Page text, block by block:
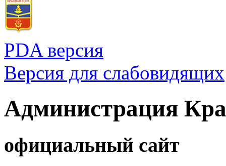
PDA версия
Версия для слабовидящих
Администрация
официальный сайт